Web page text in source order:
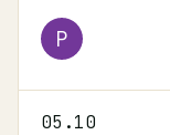
P
05.10